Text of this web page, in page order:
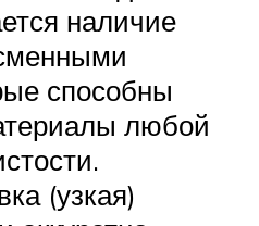
наличие
способны
любой
(узкая)